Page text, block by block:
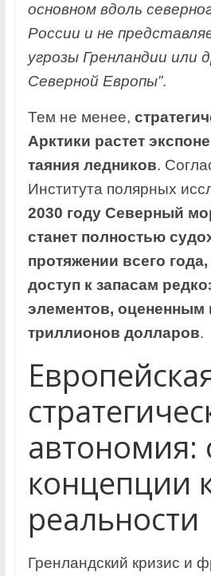
основном вдоль
России и не
угрозы Гренландии или
Северной Европы”.
Тем не менее,
Арктики растет
таяния ледников.
Института полярных
2030 году Северный
станет полностью
протяжении всего года,
доступ к запасам
элементов, оцененным
триллионов долларов.
автономия:
концепции
реальности
Гренландский кризис и